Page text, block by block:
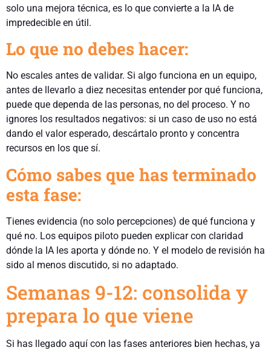
solo una mejora técnica, es lo que convierte a la IA de
impredecible en útil.
Lo que no debes hacer:
No escales antes de validar. Si algo funciona en un equipo,
antes de llevarlo a diez necesitas entender por qué funciona,
puede que dependa de las personas, no del proceso. Y no
ignores los resultados negativos: si un caso de uso no está
dando el valor esperado, descártalo pronto y concentra
recursos en los que sí.
Cómo sabes que has terminado
esta fase:
Tienes evidencia (no solo percepciones) de qué funciona y
qué no. Los equipos piloto pueden explicar con claridad
dónde la IA les aporta y dónde no. Y el modelo de revisión ha
sido al menos discutido, si no adaptado.
Semanas 9-12: consolida y
prepara lo que viene
Si has llegado aquí con las fases anteriores bien hechas, ya